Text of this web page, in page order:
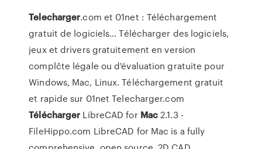
Telecharger.com et 01net : Téléchargement
gratuit de logiciels… Télécharger des logiciels,
jeux et drivers gratuitement en version
complčte légale ou d'évaluation gratuite pour
Windows, Mac, Linux. Téléchargement gratuit
et rapide sur 01net Telecharger.com
Télécharger LibreCAD for Mac2.1.3 -
FileHippo.com LibreCAD for Mac is a fully